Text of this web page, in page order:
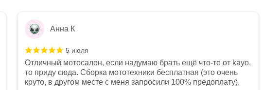
Анна К
5 июля
Отличный мотосалон, если надумаю брать ещё что-то от kayo,
то приду сюда. Сборка мототехники бесплатная (это очень
круто, в другом месте с меня запросили 100% предоплату),